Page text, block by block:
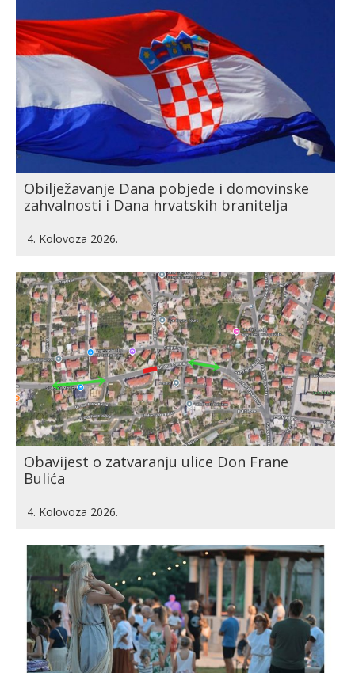
Obilježavanje Dana pobjede i domovinske
zahvalnosti i Dana hrvatskih branitelja
4. Kolovoza 2026.
Obavijest o zatvaranju ulice Don Frane
Bulića
4. Kolovoza 2026.